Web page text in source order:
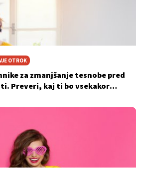
OTROK
za zmanjšanje tesnobe pred
Preveri, kaj ti bo vsekakor